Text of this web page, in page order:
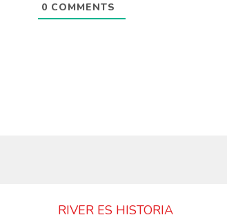
0 COMMENTS
RIVER ES HISTORIA